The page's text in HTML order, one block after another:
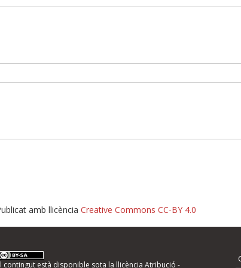
d'errors
amb llicència Creative Commons CC-BY 4.0
contingut està disponible sota la llicència Atribució -